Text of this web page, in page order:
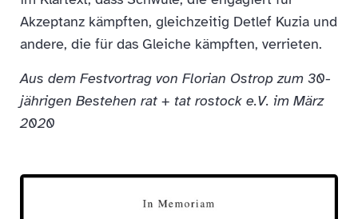
Akzeptanz kämpften, gleichzeitig Detlef Kuzia und
andere, die für das Gleiche kämpften, verrieten.
Aus dem Festvortrag von Florian Ostrop zum 30-
jährigen Bestehen rat + tat rostock e.V. im März
2020